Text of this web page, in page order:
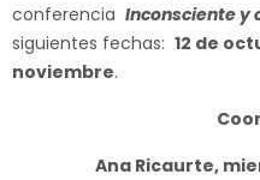
conferencia Inconsciente y
siguientes fechas: 12 de
noviembre.
Ana Ricaurte,